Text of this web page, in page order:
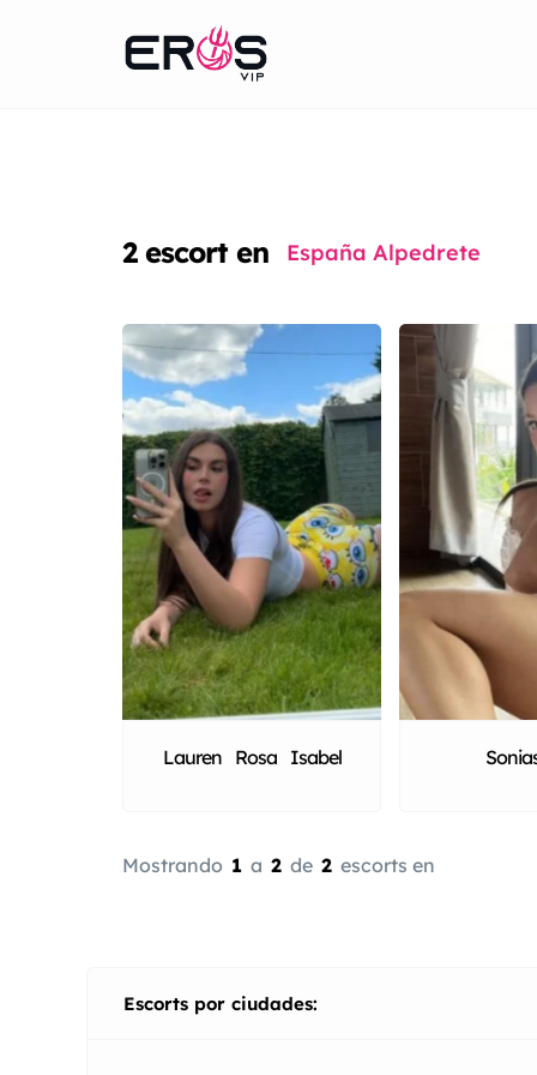
2 escort en España Alpedrete
Lauren Rosa Isabel
Mostrando 1 a 2 de 2 escorts en
Escorts por ciudades: